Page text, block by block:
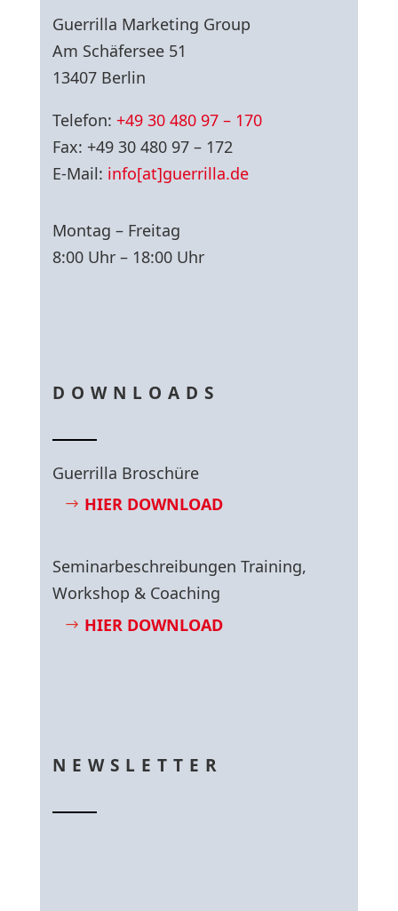
Guerrilla Marketing Group
Am Schäfersee 51
13407 Berlin
Telefon: +49 30 480 97 – 170
Fax: +49 30 480 97 – 172
E-Mail: info[at]guerrilla.de
Montag – Freitag
8:00 Uhr – 18:00 Uhr
DOWNLOADS
Guerrilla Broschüre
HIER DOWNLOAD
Seminarbeschreibungen Training,
Workshop & Coaching
HIER DOWNLOAD
NEWSLETTER